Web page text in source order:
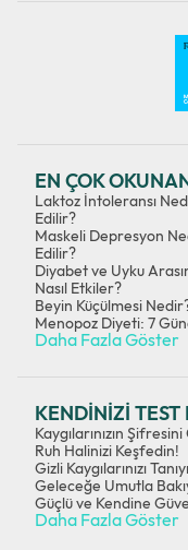
EN ÇOK
Laktoz İntoleransı
Edilir?
Maskeli Depresyon
Edilir?
Diyabet ve Uyku
Nasıl Etkiler?
Beyin Küçülmesi
Menopoz Diyeti: 7
Daha Fazla Göster
KENDİNİZİ TEST
Kaygılarınızın
Ruh Halinizi Keşfedin!
Gizli Kaygılarınızı
Geleceğe Umutla
Güçlü ve Kendine
Daha Fazla Göster